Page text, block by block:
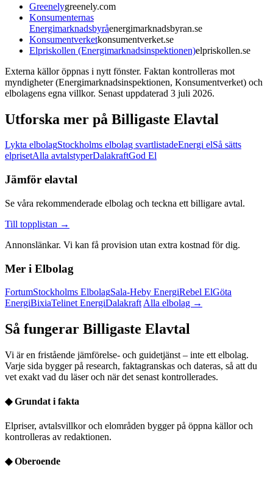
Greenelygreenely.com
Konsumenternas
Energimarknadsbyråenergimarknadsbyran.se
Konsumentverketkonsumentverket.se
Elpriskollen (Energimarknadsinspektionen)elpriskollen.se
Externa källor öppnas i nytt fönster. Faktan kontrolleras mot
myndigheter (Energimarknadsinspektionen, Konsumentverket) och
elbolagens egna villkor. Senast uppdaterad 3 juli 2026.
Utforska mer på Billigaste Elavtal
Lykta elbolagStockholms elbolag svartlistadeEnergi elSå sätts
elprisetAlla avtalstyperDalakraftGod El
Jämför elavtal
Se våra rekommenderade elbolag och teckna ett billigare avtal.
Till topplistan →
Annonslänkar. Vi kan få provision utan extra kostnad för dig.
Mer i Elbolag
FortumStockholms ElbolagSala-Heby EnergiRebel ElGöta
EnergiBixiaTelinet EnergiDalakraft Alla elbolag →
Så fungerar Billigaste Elavtal
Vi är en fristående jämförelse- och guidetjänst – inte ett elbolag.
Varje sida bygger på research, faktagranskas och dateras, så att du
vet exakt vad du läser och när det senast kontrollerades.
◆Grundat i fakta
Elpriser, avtalsvillkor och elområden bygger på öppna källor och
kontrolleras av redaktionen.
◆Oberoende